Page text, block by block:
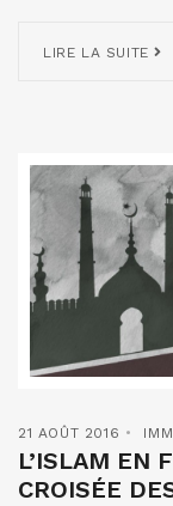
LIRE LA SUITE
21 AOÛT 2016
L’ISLAM EN
CROISÉE